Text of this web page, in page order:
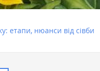
етапи, нюанси від сівби